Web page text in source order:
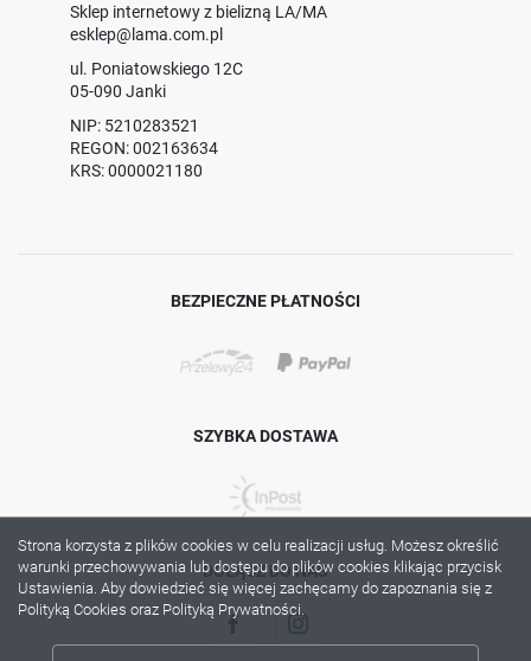
Sklep internetowy z bielizną LA/MA
esklep@lama.com.pl
ul. Poniatowskiego 12C
05-090 Janki
NIP: 5210283521
REGON: 002163634
KRS: 0000021180
BEZPIECZNE PŁATNOŚCI
SZYBKA DOSTAWA
DOŁĄCZ DO NAS
Strona korzysta z plików cookies w celu realizacji usług. Możesz określić
warunki przechowywania lub dostępu do plików cookies klikając przycisk
Ustawienia. Aby dowiedzieć się więcej zachęcamy do zapoznania się z
Polityką Cookies oraz Polityką Prywatności.